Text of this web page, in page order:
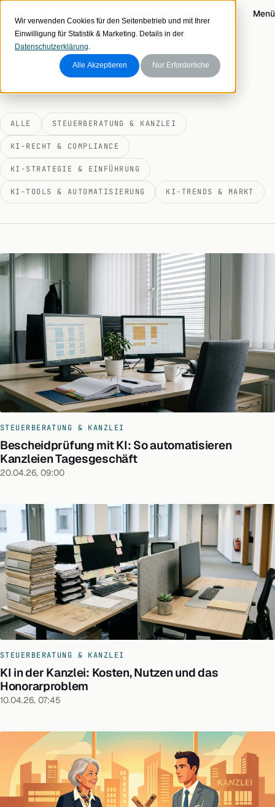
Wir verwenden Cookies für den Seitenbetrieb und mit Ihrer
Einwilligung für Statistik & Marketing. Details in der
Datenschutzerklärung.
Alle Akzeptieren Nur Erforderliche
Menü
ALLE STEUERBERATUNG & KANZLEI
KI-RECHT & COMPLIANCE
KI-STRATEGIE & EINFÜHRUNG
KI-TOOLS & AUTOMATISIERUNG KI-TRENDS & MARKT
STEUERBERATUNG & KANZLEI
Bescheidprüfung mit KI: So automatisieren
Kanzleien Tagesgeschäft
20.04.26, 09:00
STEUERBERATUNG & KANZLEI
KI in der Kanzlei: Kosten, Nutzen und das
Honorarproblem
10.04.26, 07:45